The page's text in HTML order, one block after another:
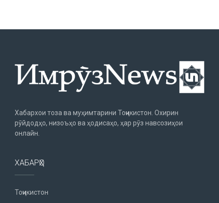
Хабархои тоза ва муҳимтарини Тоҷикистон. Охирин
рӯйдодҳо, низоъҳо ва ҳодисаҳо, ҳар рӯз навсозиҳои
онлайн.
ХАБАРҲО
Тоҷикистон